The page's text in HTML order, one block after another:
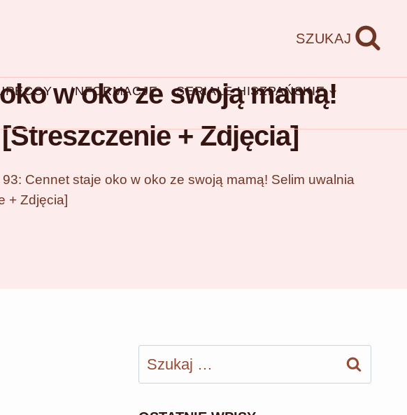
SZUKAJ
INFORMACJE
SERIALE HISZPAŃSKIE
w oko ze swoją mamą!
+ Zdjęcia]
Cennet staje oko w oko ze swoją mamą! Selim uwalnia
+ Zdjęcia]
Szukaj: